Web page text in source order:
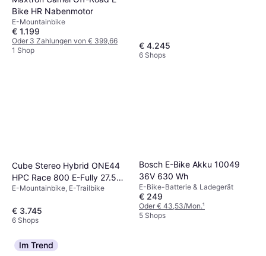
Bike HR Nabenmotor
E-Mountainbike
€ 1.199
Oder 3 Zahlungen von € 399,66
1 Shop
€ 4.245
6 Shops
Cube Stereo Hybrid ONE44
HPC Race 800 E-Fully 27.5
12V 150mm
E-Mountainbike, E-Trailbike
€ 3.745
6 Shops
Bosch E-Bike Akku 10049
36V 630 Wh
E-Bike-Batterie & Ladegerät
€ 249
Oder € 43,53/Mon.¹
5 Shops
Im Trend